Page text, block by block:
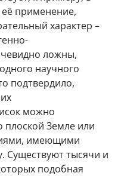
применение,
характер –
ложны,
научного
подтвердило,
можно
Земле или
имеющими
Существуют тысячи и
подобная